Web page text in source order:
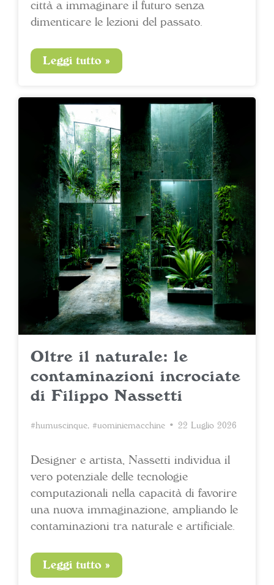
città a immaginare il futuro senza
dimenticare le lezioni del passato.
Leggi tutto »
Oltre il naturale: le
contaminazioni incrociate
di Filippo Nassetti
#humuscinque, #uominiemacchine • 22 Luglio 2026
Designer e artista, Nassetti individua il
vero potenziale delle tecnologie
computazionali nella capacità di favorire
una nuova immaginazione, ampliando le
contaminazioni tra naturale e artificiale.
Leggi tutto »